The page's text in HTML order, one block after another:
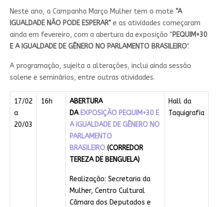
Neste ano, a Campanha Março Mulher tem o mote "A
IGUALDADE NÃO PODE ESPERAR"e as atividades começaram
ainda em fevereiro, com a abertura da exposição "PEQUIM+30
E A IGUALDADE DE GÊNERO NO PARLAMENTO BRASILEIRO".
A programação, sujeita a alterações, inclui ainda sessão
solene e seminários, entre outras atividades.
17/02
a
20/03
16h
ABERTURA
DA EXPOSIÇÃO PEQUIM+30 E
A IGUALDADE DE GÊNERO NO
PARLAMENTO
BRASILEIRO(CORREDOR
TEREZA DE BENGUELA)
Realização: Secretaria da
Mulher, Centro Cultural
Câmara dos Deputados e
Hall da
Taquigrafia